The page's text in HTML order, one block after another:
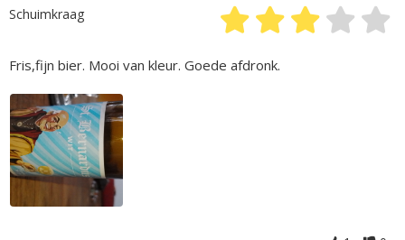
Schuimkraag
Fris,fijn bier. Mooi van kleur. Goede afdronk.